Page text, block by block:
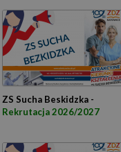
ZS Sucha Beskidzka -
Rekrutacja 2026/2027